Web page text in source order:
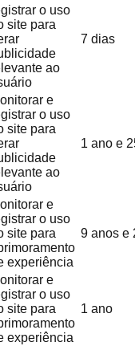
o uso
site para
ao
7 dias
e
o uso
site para
ao
1 ano e
e
o uso
site para
experiência
9 anos e
e
o uso
site para
experiência
1 ano